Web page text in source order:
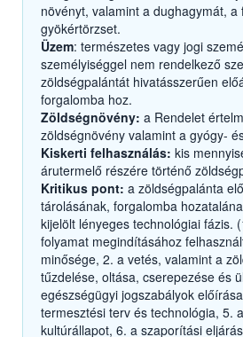
növényt, valamint a dughagymát,
gyökértörzset.
Üzem: természetes vagy jogi
személyiséggel nem rendelkező
zöldségpalántát hivatásszerűen
forgalomba hoz.
Zöldségnövény: a Rendelet
zöldségnövény valamint a gyógy-
Kiskerti felhasználás: kis
árutermelő részére történő
Kritikus pont: a zöldségpalánta
tárolásának, forgalomba
kijelölt lényeges technológiai fázis.
folyamat megindításához
minősége, 2. a vetés, valamint a
tűzdelése, oltása, cserepezése és
egészségügyi jogszabályok
termesztési terv és technológia, 5.
kultúrállapot, 6. a szaporítási